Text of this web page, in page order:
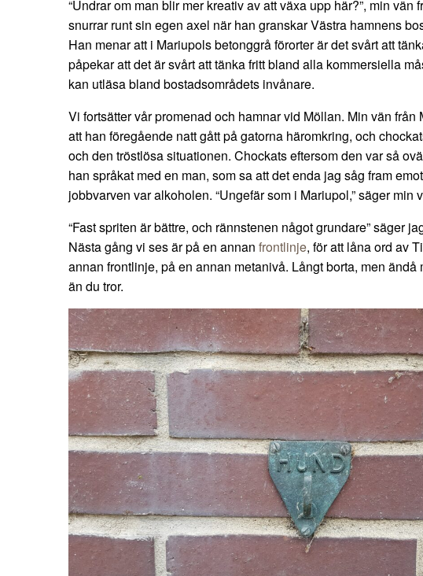
“Undrar om man blir mer kreativ av att växa upp här?”, min vän
snurrar runt sin egen axel när han granskar Västra hamnens
Han menar att i Mariupols betonggrå förorter är det svårt att
påpekar att det är svårt att tänka fritt bland alla kommersiella
kan utläsa bland bostadsområdets invånare.
Vi fortsätter vår promenad och hamnar vid Möllan. Min vän från
att han föregående natt gått på gatorna häromkring, och
och den tröstlösa situationen. Chockats eftersom den var så
han språkat med en man, som sa att det enda jag såg fram
jobbvarven var alkoholen. “Ungefär som i Mariupol,” säger min
“Fast spriten är bättre, och rännstenen något grundare” säger
Nästa gång vi ses är på en annan frontlinje, för att låna ord av
annan frontlinje, på en annan metanivå. Långt borta, men ändå
än du tror.